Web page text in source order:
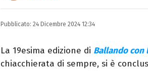
LINKEDIN
INSTAGRAM FACEBOOK
Scrittrice, copywriter,
Lettere, Cinema e Tv. Ha
follia.
Pubblicato: 24 Dicembre 2024 12:34
La 19esima edizione di Ballando con
chiacchierata di sempre, si è